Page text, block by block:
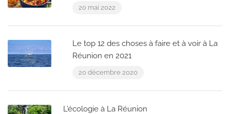
20 mai 2022
Le top 12 des choses à faire et à voir à La
Réunion en 2021
20 décembre 2020
L’écologie à La Réunion